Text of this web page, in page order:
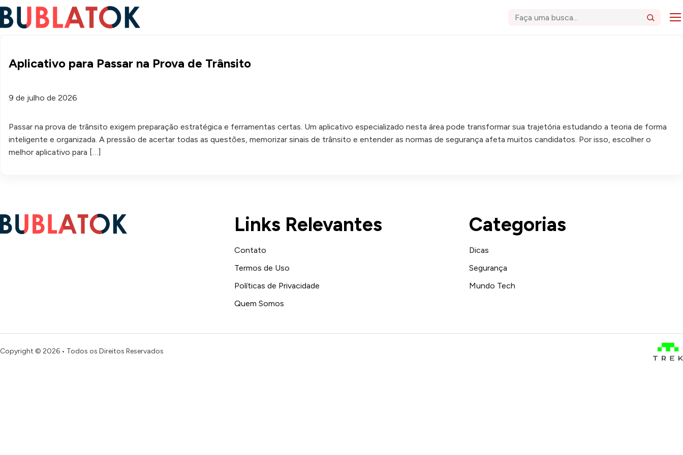
Buscar
Aplicativo para Passar na Prova de Trânsito
9 de julho de 2026
Passar na prova de trânsito exigem preparação estratégica e ferramentas certas. Um aplicativo especializado nesta área pode transformar sua trajetória estudando a teoria de forma
inteligente e organizada. A pressão de acertar todas as questões, memorizar sinais de trânsito e entender as normas de segurança afeta muitos candidatos. Por isso, escolher o
melhor aplicativo para […]
Links Relevantes
Contato
Termos de Uso
Políticas de Privacidade
Quem Somos
Categorias
Dicas
Segurança
Mundo Tech
Copyright © 2026 • Todos os Direitos Reservados